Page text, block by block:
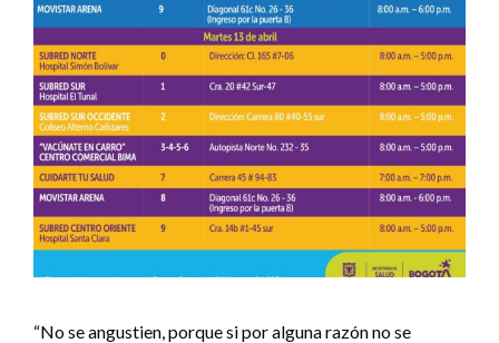
“No se angustien, porque si por alguna razón no se